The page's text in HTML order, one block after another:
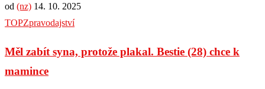
od (nz) 14. 10. 2025
TOPZpravodajství
Měl zabít syna, protože plakal. Bestie (28) chce k
mamince